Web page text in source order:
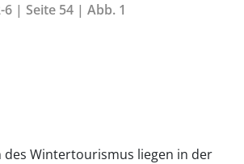
6 | Seite 54 | Abb. 1
des Wintertourismus liegen in der